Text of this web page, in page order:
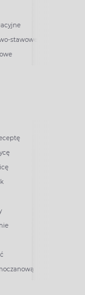
stawowe